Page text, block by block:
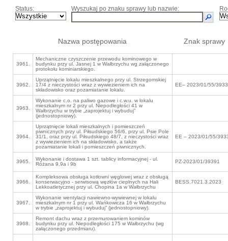
Status: Wyszukaj po znaku sprawy lub nazwie:
Nazwa postępowania Znak sprawy
3961.
Mechaniczne czyszczenie przewodu kominowego w
budynku przy ul. Jasnej 1 w Wałbrzychu wg załączonego
protokołu kominiarskiego.
3962.
Uprzątnięcie lokalu mieszkalnego przy ul. Strzegomskiej
17/4 z nieczystości wraz z wywiezieniem ich na
składowisko oraz pozamiatanie lokalu.
EE– 2023/01/55/
3963.
Wykonanie c.o. na paliwo gazowe i c.w.u. w lokalu
mieszkalnym nr 2 przy ul. Niepodległości 41 w
Wałbrzychu w trybie „zaprojektuj i wybuduj”
(jednostopniowy).
3964.
Uprzątnięcie lokali mieszkalnych i pomieszczeń
piwnicznych przy ul. Piłsudskiego 56/6, przy ul. Psie Pole
31/1, oraz przy ul. Piłsudskiego 48/7, z nieczystości wraz
z wywiezieniem ich na składowisko, a także
pozamiatanie lokali i pomieszczeń piwnicznych.
EE – 2023/01/55/
3965.
Wykonanie i dostawa 1 szt. tablicy informacyjnej - ul.
Różana 9,9a i 9b
PZ-2023/01/39391
3966.
Kompleksowa obsługa kotłowni węglowej wraz z obsługą
konserwacyjno - serwisową węzłów cieplnych na Hali
Lekkoatletycznej przy ul. Chopina 1a w Wałbrzychu
BESS.7021.3.2023
3967.
Wykonanie wentylacji nawiewno-wywiewnej w lokalu
mieszkalnym nr 1 przy ul. Wańkowicza 16 w Wałbrzychu
w trybie „zaprojektuj i wybuduj” (jednostopniowy).
3968.
Remont dachu wraz z przemurowaniem kominów
budynku przy ul. Niepodległości 175 w Wałbrzychu (wg
załączonego przedmiaru).